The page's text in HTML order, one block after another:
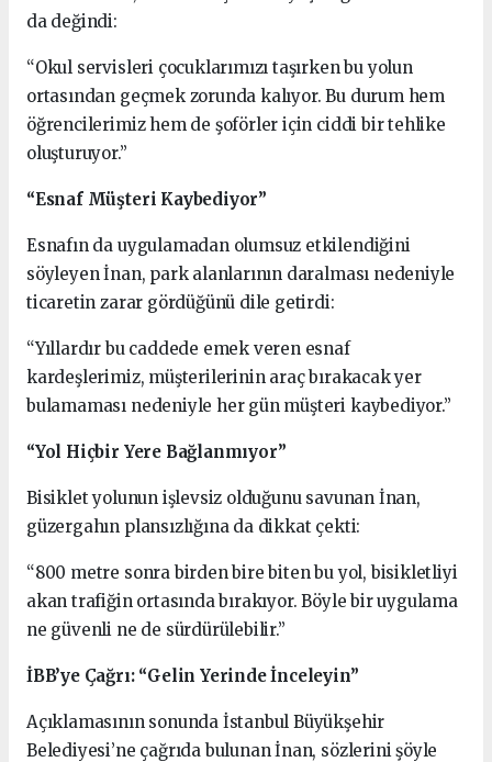
da değindi:
“Okul servisleri çocuklarımızı taşırken bu yolun
ortasından geçmek zorunda kalıyor. Bu durum hem
öğrencilerimiz hem de şoförler için ciddi bir tehlike
oluşturuyor.”
“Esnaf Müşteri Kaybediyor”
Esnafın da uygulamadan olumsuz etkilendiğini
söyleyen İnan, park alanlarının daralması nedeniyle
ticaretin zarar gördüğünü dile getirdi:
“Yıllardır bu caddede emek veren esnaf
kardeşlerimiz, müşterilerinin araç bırakacak yer
bulamaması nedeniyle her gün müşteri kaybediyor.”
“Yol Hiçbir Yere Bağlanmıyor”
Bisiklet yolunun işlevsiz olduğunu savunan İnan,
güzergahın plansızlığına da dikkat çekti:
“800 metre sonra birden bire biten bu yol, bisikletliyi
akan trafiğin ortasında bırakıyor. Böyle bir uygulama
ne güvenli ne de sürdürülebilir.”
İBB’ye Çağrı: “Gelin Yerinde İnceleyin”
Açıklamasının sonunda İstanbul Büyükşehir
Belediyesi’ne çağrıda bulunan İnan, sözlerini şöyle